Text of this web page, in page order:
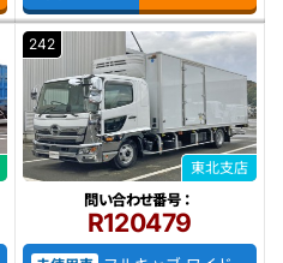
242
東北支店
問い合わせ番号：
R120479